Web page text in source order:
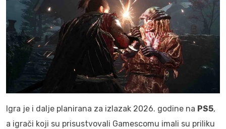
Igra je i dalje planirana za izlazak 2026. godine na PS5,
a igrači koji su prisustvovali Gamescomu imali su priliku